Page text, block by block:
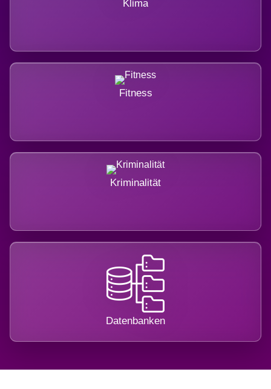
Klima
Fitness
Kriminalität
Datenbanken